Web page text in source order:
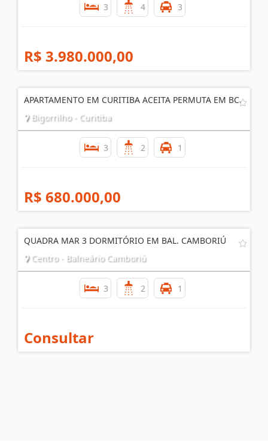
3 4 3
R$ 3.980.000,00
APARTAMENTO EM CURITIBA ACEITA PERMUTA EM BC.
Bigorrilho - Curitiba
3 2 1
R$ 680.000,00
QUADRA MAR 3 DORMITÓRIO EM BAL. CAMBORIÚ
Centro - Balneário Camboriú
3 2 1
Consultar